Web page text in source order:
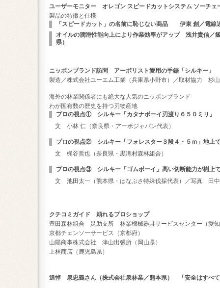
ユーザーモニター オレゴン スピードカットシステム ソーチェ
製品の特徴と仕様
「スピードカット」の名前に恥じない商品 伊東 創／電線
オイルの潤滑性能向上により作業効率がアップ 浅井貴信／
県）
ニッポンブランド訪問 アーボリスト愛用の手鋸「シルキー」
製造／株式会社ユーエム工業（兵庫県小野市）／取材協力 杉
海外の林業関係者にも絶大な人気のニッポンブランド
わが国有数の歴史を持つ刃物産地
プロの視点① シルキー「カタナボーイ刃渡り６５０ミリ」
文 小林 仁（奈良県・アーボジャパン代表）
プロの視点② シルキー「フォレスター３段４・５ｍ」地上
文 梶谷哲也（奈良県・黒滝村森林組合）
プロの視点③ シルキー「ゴムボーイ」高い切断能力が樹上
文 池田太一（熊本県・はなぶさ特殊伐採代表）／写真 田中
クチコミガイド 頼れるプロショップ
豊田森林組合 足助支所 林業機械器具サービスセンター（愛
京都チェンソーサービス（京都府）
山陽商事株式会社 津山出張所（岡山県）
上林商店（鹿児島県）
追悼 泉忠義さん（株式会社泉林業／熊本県） 「安全はすべ